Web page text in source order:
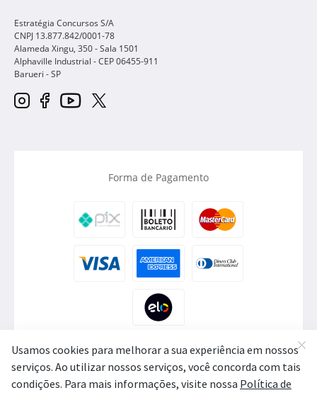
Estratégia Concursos S/A
CNPJ 13.877.842/0001-78
Alameda Xingu, 350 - Sala 1501
Alphaville Industrial - CEP06455-911
Barueri -SP
Forma de Pagamento